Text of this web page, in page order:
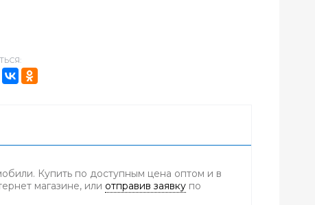
Купить по доступным цена оптом и в
магазине, или отправив заявку по